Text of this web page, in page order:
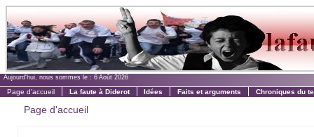
Aujourd'hui, nous sommes le : 6 Août 2026
Page d'accueil La faute à Diderot Idées Faits et arguments Chroniques du
Page d'accueil